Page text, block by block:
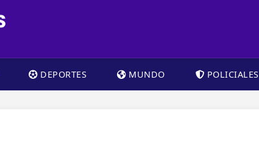
DEPORTES MUNDO POLICIALES